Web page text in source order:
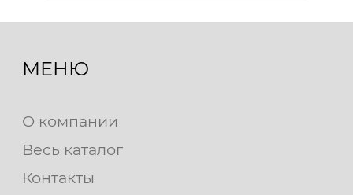
МЕНЮ
О компании
Весь каталог
Контакты